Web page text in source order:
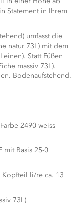
Statement in Ihrem
umfasst die
natur 73L) mit dem
Statt Füßen
massiv 73L).
Bodenaufstehend.
2490 weiss
mit Basis 25-0
Kopfteil li/re ca. 13
73L)